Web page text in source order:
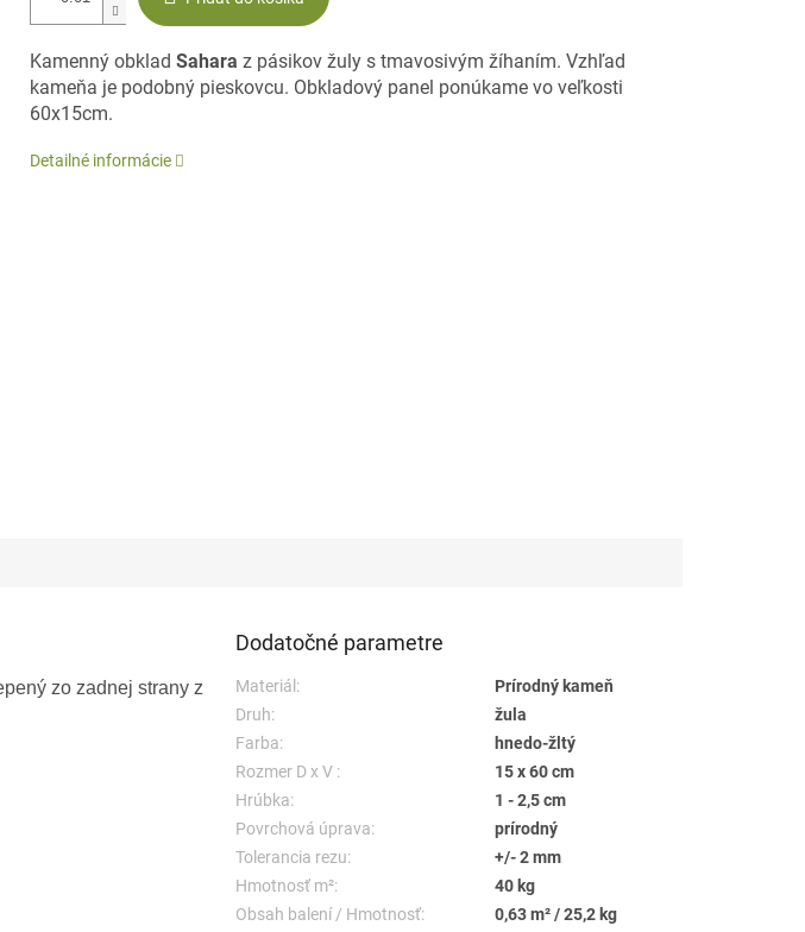
Kamenný obklad Sahara z pásikov žuly s tmavosivým žíhaním. Vzhľad
kameňa je podobný pieskovcu. Obkladový panel ponúkame vo veľkosti
60x15cm.
Detailné informácie
zo zadnej strany z
Dodatočné parametre
Materiál:
Prírodný kameň
Druh:
žula
Farba:
hnedo-žltý
Rozmer D x V :
15 x 60 cm
Hrúbka:
1 - 2,5 cm
Povrchová úprava:
prírodný
Tolerancia rezu:
+/- 2 mm
Hmotnosť m²:
40 kg
Obsah balení / Hmotnosť:
0,63 m² / 25,2 kg